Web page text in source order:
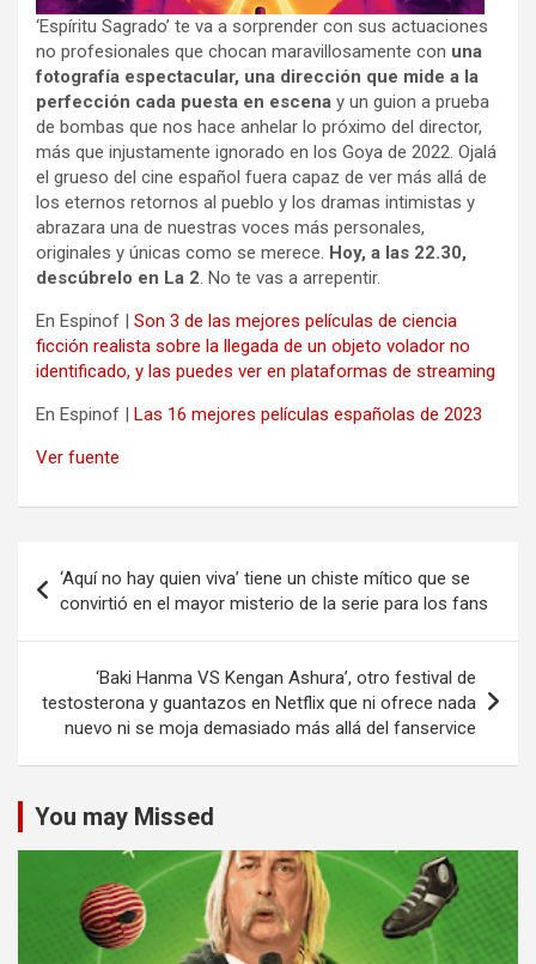
‘Espíritu Sagrado’ te va a sorprender con sus actuaciones
no profesionales que chocan maravillosamente con una
fotografía espectacular, una dirección que mide a la
perfección cada puesta en escena y un guion a prueba
de bombas que nos hace anhelar lo próximo del director,
más que injustamente ignorado en los Goya de 2022. Ojalá
el grueso del cine español fuera capaz de ver más allá de
los eternos retornos al pueblo y los dramas intimistas y
abrazara una de nuestras voces más personales,
originales y únicas como se merece. Hoy, a las 22.30,
descúbrelo en La 2 . No te vas a arrepentir.
En Espinof | Son 3 de las mejores películas de ciencia
ficción realista sobre la llegada de un objeto volador no
identificado, y las puedes ver en plataformas de streaming
En Espinof | Las 16 mejores películas españolas de 2023
Ver fuente
de
entradas
‘Aquí no hay quien viva’ tiene un chiste mítico que se
convirtió en el mayor misterio de la serie para los fans
‘Baki Hanma VS Kengan Ashura’, otro festival de
testosterona y guantazos en Netflix que ni ofrece nada
nuevo ni se moja demasiado más allá del fanservice
You may Missed